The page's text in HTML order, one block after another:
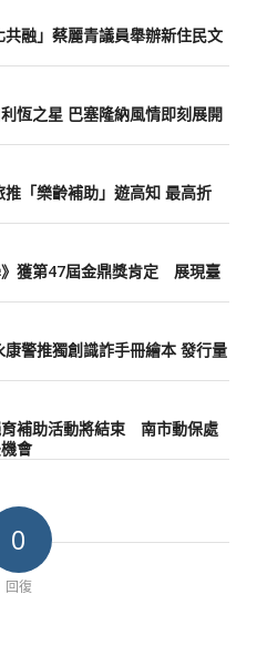
共融」蔡麗青議員舉辦新住民文
恆之星 巴塞隆納風情即刻展開
「樂齡補助」遊高知 最高折
》獲第47屆金鼎獎肯定 展現臺
警推獨創識詐手冊繪本 發行量
補助活動將結束 南市動保處
會
0
回復